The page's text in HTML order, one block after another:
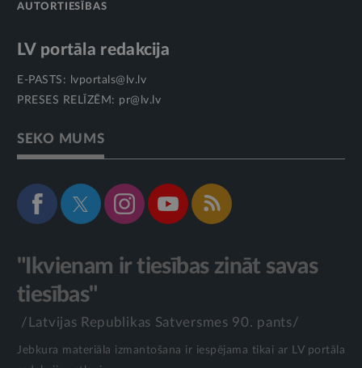
AUTORTIESĪBAS
LV portāla redakcija
E-PASTS:
lvportals@lv.lv
PRESES RELĪZĒM: pr@lv.lv
SEKO MUMS
"Ikvienam ir tiesības zināt savas
tiesības"
/Latvijas Republikas Satversmes 90. pants/
Jebkura materiāla izmantošana ir iespējama tikai ar LV portāla